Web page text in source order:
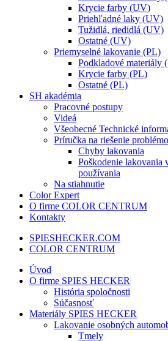
Krycie farby (UV)
Priehľadné laky (UV)
Tužidlá, riedidlá (UV)
Ostatné (UV)
Priemyselné lakovanie (PL)
Podkladové materiály
Krycie farby (PL)
Ostatné (PL)
SH akadémia
Pracovné postupy
Videá
Všeobecné Technické
Príručka na riešenie
Chyby lakovania
Poškodenie lakovania
používania
Na stiahnutie
Color Expert
O firme COLOR CENTRUM
Kontakty
SPIESHECKER.COM
COLOR CENTRUM
Úvod
O firme SPIES HECKER
História spoločnosti
Súčasnosť
Materiály SPIES HECKER
Lakovanie osobných
Tmely